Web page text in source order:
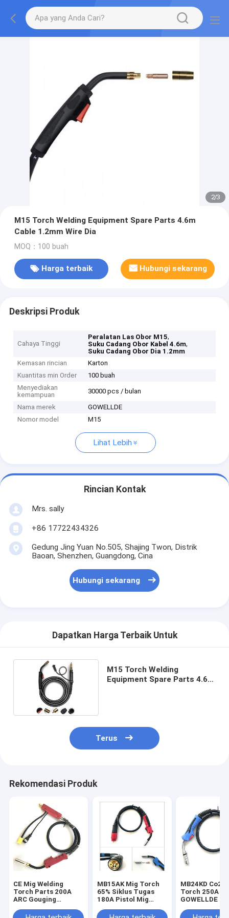
2/3
M15 Torch Welding Equipment Spare Parts 4.6m
Cable 1.2mm Wire Dia
MOQ：100 buah
Harga terbaik Hubungi sekarang
Deskripsi Produk
Cahaya Tinggi
Peralatan Las Obor M15,
Suku Cadang Obor Kabel 4.6m,
Suku Cadang Obor Dia 1.2mm
Kemasan rincian
Karton
Kuantitas min Order
100 buah
Menyediakan
kemampuan
30000 pcs / bulan
Nama merek
GOWELLDE
Nomor model
M15
Lihat Lebih
Rincian Kontak
Mrs. sally
+86 17722434326
Gedung Jing Yuan No.505, Shajing Twon, Distrik
Baoan, Shenzhen, Guangdong, Cina
Hubungi sekarang
Dapatkan Harga Terbaik Untuk
M15 Torch Welding
Equipment Spare Parts 4.6m
Terus
Rekomendasi Produk
CE Mig Welding
Torch Parts 200A
ARC Gouging
Portabel
MB15AK Mig Torch
65% Siklus Tugas
180A Pistol Mig
MB24KD Co2
Torch 250A
GOWELLDE
Campuran Gas